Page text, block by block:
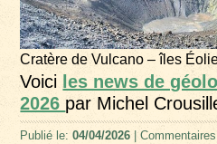
Cratère de Vulcano – îles
Voici les news de
2026 par Michel
Publié le:04/04/2026 |